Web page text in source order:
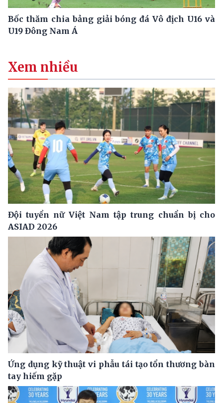
Bốc thăm chia bảng giải bóng đá Vô địch U16 và
U19 Đông Nam Á
Xem nhiều
Đội tuyển nữ Việt Nam tập trung chuẩn bị cho
ASIAD 2026
Ứng dụng kỹ thuật vi phẫu tái tạo tổn thương bàn
tay hiếm gặp